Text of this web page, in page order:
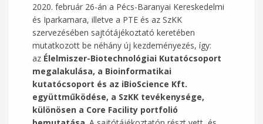
2020. február 26-án a Pécs-Baranyai Kereskedelmi
és Iparkamara, illetve a PTE és az SzKK
szervezésében sajtótájékoztató keretében
mutatkozott be néhány új kezdeményezés, így:
az Élelmiszer-Biotechnológiai Kutatócsoport
megalakulása, a Bioinformatikai
kutatócsoport és az iBioScience Kft.
együttműködése, a SzKK tevékenysége,
különösen a Core Facility portfolió